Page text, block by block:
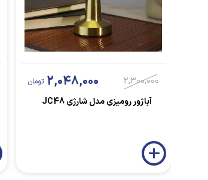
2,300,000
2,048,000 تومان
آباژور رومیزی مدل شارژی JC48